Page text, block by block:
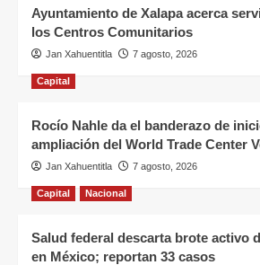
Ayuntamiento de Xalapa acerca
los Centros Comunitarios
Jan Xahuentitla 7 agosto, 2026
Capital
Rocío Nahle da el banderazo de
ampliación del World Trade Center
Jan Xahuentitla 7 agosto, 2026
Capital Nacional
Salud federal descarta brote activo
en México; reportan 33 casos